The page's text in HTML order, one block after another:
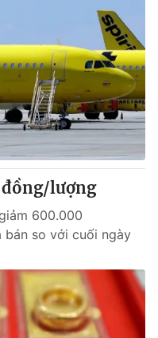
đồng/lượng
600.000
bán so với cuối ngày